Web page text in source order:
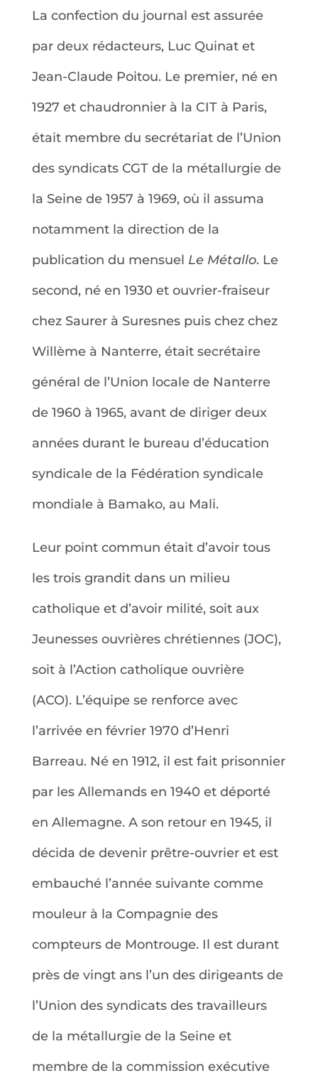
La confection du journal est assurée
par deux rédacteurs, Luc Quinat et
Jean-Claude Poitou. Le premier, né en
1927 et chaudronnier à la CIT à Paris,
était membre du secrétariat de l’Union
des syndicats CGT de la métallurgie de
la Seine de 1957 à 1969, où il assuma
notamment la direction de la
publication du mensuel Le Métallo. Le
second, né en 1930 et ouvrier-fraiseur
chez Saurer à Suresnes puis chez chez
Willème à Nanterre, était secrétaire
général de l’Union locale de Nanterre
de 1960 à 1965, avant de diriger deux
années durant le bureau d’éducation
syndicale de la Fédération syndicale
mondiale à Bamako, au Mali.
Leur point commun était d’avoir tous
les trois grandit dans un milieu
catholique et d’avoir milité, soit aux
Jeunesses ouvrières chrétiennes (JOC),
soit à l’Action catholique ouvrière
(ACO). L’équipe se renforce avec
l’arrivée en février 1970 d’Henri
Barreau. Né en 1912, il est fait prisonnier
par les Allemands en 1940 et déporté
en Allemagne. A son retour en 1945, il
décida de devenir prêtre-ouvrier et est
embauché l’année suivante comme
mouleur à la Compagnie des
compteurs de Montrouge. Il est durant
près de vingt ans l’un des dirigeants de
l’Union des syndicats des travailleurs
de la métallurgie de la Seine et
membre de la commission exécutive